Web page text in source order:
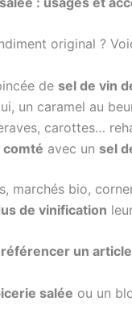
original ?
de sel de vin
un caramel au
carottes…
comté avec un sel
marchés bio,
de vinification
un
salée ou un